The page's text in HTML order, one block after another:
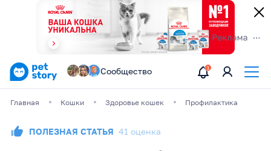
Сообщество
Главная Кошки Здоровье кошек Профилактика
ПОЛЕЗНАЯ СТАТЬЯ 41 оценка